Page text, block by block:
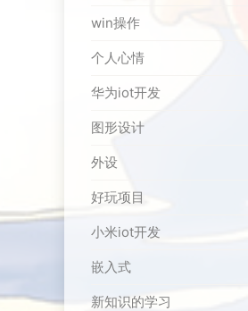
win操作
个人心情
华为iot开发
图形设计
外设
好玩项目
小米iot开发
嵌入式
新知识的学习